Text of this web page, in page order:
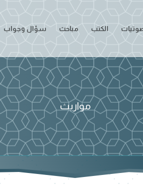
الكتب مباحث سؤال وجواب
مواريث